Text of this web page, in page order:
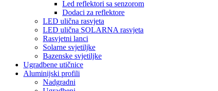
Led reflektori sa senzorom
Dodaci za reflektore
LED ulična rasvjeta
LED ulična SOLARNA rasvjeta
Rasvjetni lanci
Solarne svjetiljke
Bazenske svjetiljke
Ugradbene utičnice
Aluminijski profili
Nadgradni